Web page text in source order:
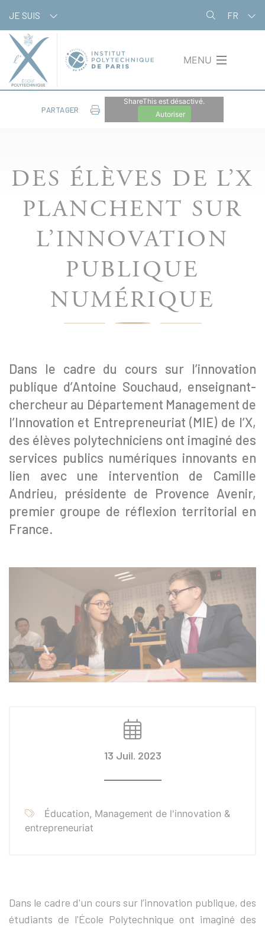
au
contenu
principal
JE SUIS FR
MENU
PARTAGER
ShareThis est désactivé.
Autoriser
DES ÉLÈVES DE L’X
PLANCHENT SUR
L’INNOVATION
PUBLIQUE
NUMÉRIQUE
Dans le cadre du cours sur l’innovation
publique d’Antoine Souchaud, enseignant-
chercheur au Département Management de
l’Innovation et Entrepreneuriat (MIE) de l’X,
des élèves polytechniciens ont imaginé des
services publics numériques innovants en
lien avec une intervention de Camille
Andrieu, présidente de Provence Avenir,
premier groupe de réflexion territorial en
France.
13 Juil. 2023
Éducation, Management de l'innovation &
entrepreneuriat
Dans le cadre d'un cours sur l’innovation publique, des
étudiants de l'École Polytechnique ont imaginé des